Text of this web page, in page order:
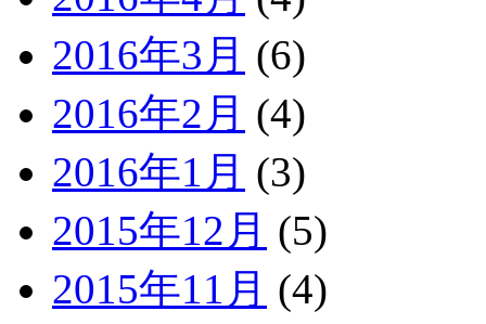
2016年3月 (6)
2016年2月 (4)
2016年1月 (3)
2015年12月 (5)
2015年11月 (4)